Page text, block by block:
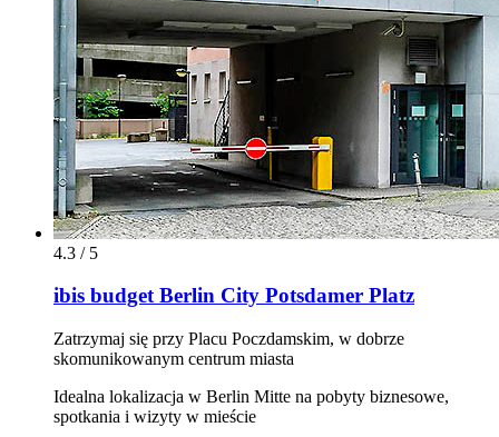
4.3 / 5
ibis budget Berlin City Potsdamer Platz
Zatrzymaj się przy Placu Poczdamskim, w dobrze
skomunikowanym centrum miasta
Idealna lokalizacja w Berlin Mitte na pobyty biznesowe,
spotkania i wizyty w mieście